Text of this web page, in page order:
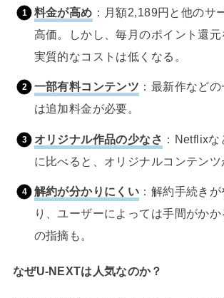
料金が高め ：月額2,189円と他のサ
高価。しかし、毎月のポイント還元
実質的なコストは低くなる。
一部有料コンテンツ ：最新作など
は追加料金が必要。
オリジナル作品の少なさ ：Netflix
に比べると、オリジナルコンテンツ
解約が分かりにくい ：解約手続き
り、ユーザーによっては手間がか
の指摘も。
なぜU-NEXTは人気なのか？